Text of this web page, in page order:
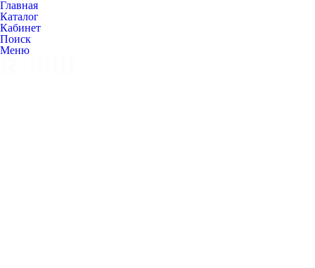
Главная
Каталог
Кабинет
Поиск
Меню